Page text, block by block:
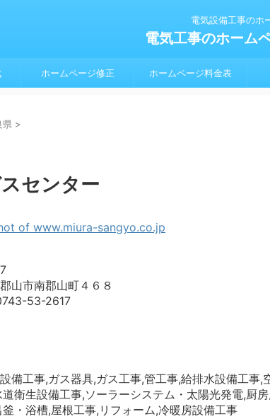
電気設備工事のホ
電気工事のホーム
ホームページ修正 ホームページ料金表
県 >
センター
山市南郡山町４６８
53-2617
備工事,ガス器具,ガス工事,管工事,給排水設備工事,
衛生設備工事,ソーラーシステム・太陽光発電,厨
・浴槽,屋根工事,リフォーム,冷暖房設備工事